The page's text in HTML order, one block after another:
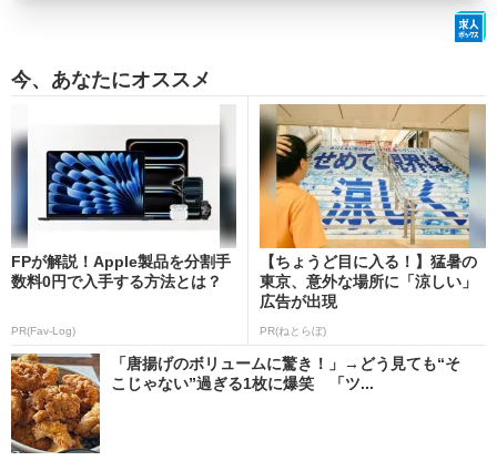
今、あなたにオススメ
FPが解説！Apple製品を分割手
数料0円で入手する方法とは？
PR(Fav-Log)
【ちょうど目に入る！】猛暑の
東京、意外な場所に「涼しい」
広告が出現
PR(ねとらぼ)
「唐揚げのボリュームに驚き！」→どう見ても“そ
こじゃない”過ぎる1枚に爆笑 「ツ...